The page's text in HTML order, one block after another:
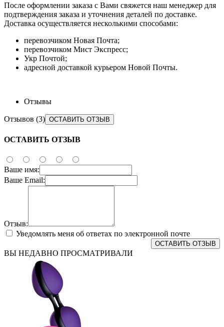
После оформлении заказа с Вами свяжется наш менеджер для
подтверждения заказа и уточнения деталей по доставке.
Доставка осуществляется несколькими способами:
перевозчиком Новая Почта;
перевозчиком Мист Экспресс;
Укр Почтой;
адресной доставкой курьером Новой Почты.
Отзывы
Отзывов (3) ОСТАВИТЬ ОТЗЫВ
ОСТАВИТЬ ОТЗЫВ
Ваше имя:
Ваше Email:
Отзыв:
Уведомлять меня об ответах по электронной почте
ОСТАВИТЬ ОТЗЫВ
ВЫ НЕДАВНО ПРОСМАТРИВАЛИ